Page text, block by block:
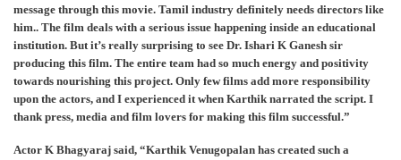
message through this movie. Tamil industry definitely needs directors like
him.. The film deals with a serious issue happening inside an educational
institution. But it’s really surprising to see Dr. Ishari K Ganesh sir
producing this film. The entire team had so much energy and positivity
towards nourishing this project. Only few films add more responsibility
upon the actors, and I experienced it when Karthik narrated the script. I
thank press, media and film lovers for making this film successful.”
Actor K Bhagyaraj said, “Karthik Venugopalan has created such a